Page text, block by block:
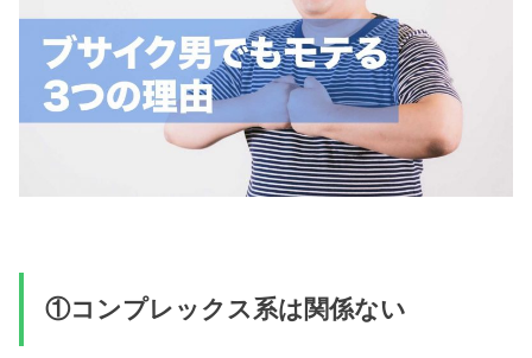
①コンプレックス系は関係ない